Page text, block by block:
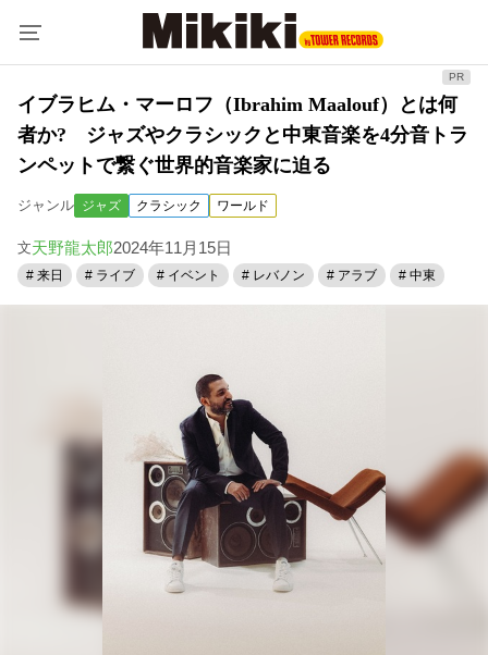
イブラヒム・マーロフ（Ibrahim Maalouf）とは何
者か? ジャズやクラシックと中東音楽を4分音トラ
ンペットで繋ぐ世界的音楽家に迫る
ジャンル ジャズ クラシック ワールド
文天野龍太郎2024年11月15日
# 来日 # ライブ # イベント # レバノン # アラブ # 中東